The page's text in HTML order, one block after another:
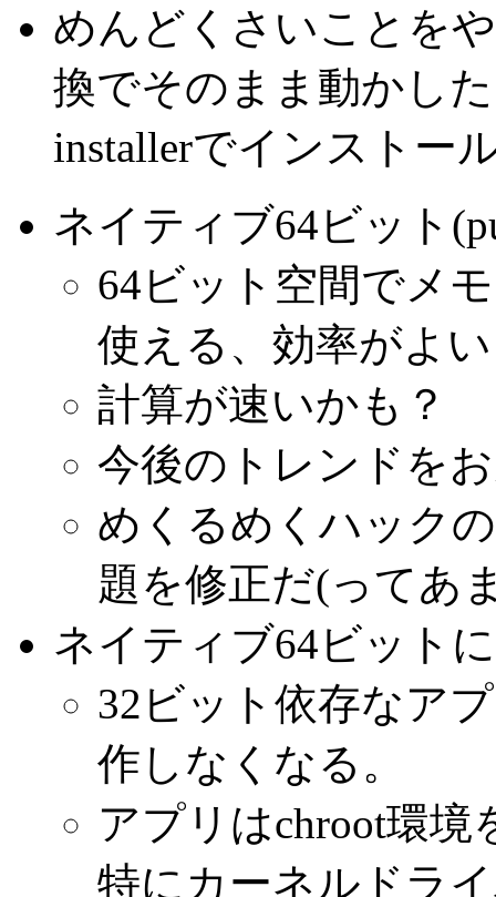
めんどくさいことを
換でそのまま動かし
installerでインストー
ネイティブ64ビット
64ビット空間でメ
使える、効率がよい
計算が速いかも？
今後のトレンドを
めくるめくハック
題を修正だ(ってあ
ネイティブ64ビット
32ビット依存なア
作しなくなる。
アプリはchroot環
特にカーネルドラ